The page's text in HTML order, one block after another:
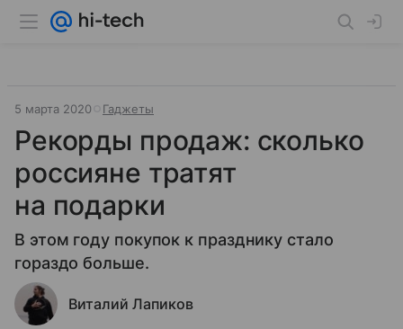
5 марта 2020 Гаджеты
Рекорды продаж: сколько
россияне тратят
на подарки
В этом году покупок к празднику стало
гораздо больше.
Виталий Лапиков